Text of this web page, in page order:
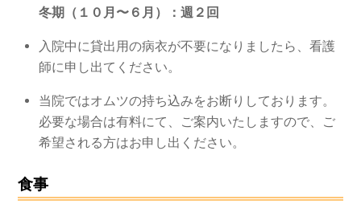
冬期（１０月〜６月）：週２回
入院中に貸出用の病衣が不要になりましたら、看護
師に申し出てください。
当院ではオムツの持ち込みをお断りしております。
必要な場合は有料にて、ご案内いたしますので、ご
希望される方はお申し出ください。
食事